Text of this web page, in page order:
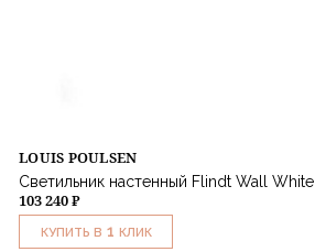
LOUIS POULSEN
Светильник настенный Flindt Wall White
103 240 ₽
КУПИТЬ В 1 КЛИК